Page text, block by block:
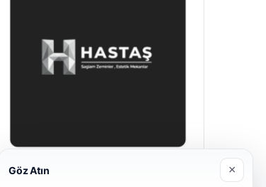
Enes Kaplan Avukatlık Bürosu
Göz Atın ×